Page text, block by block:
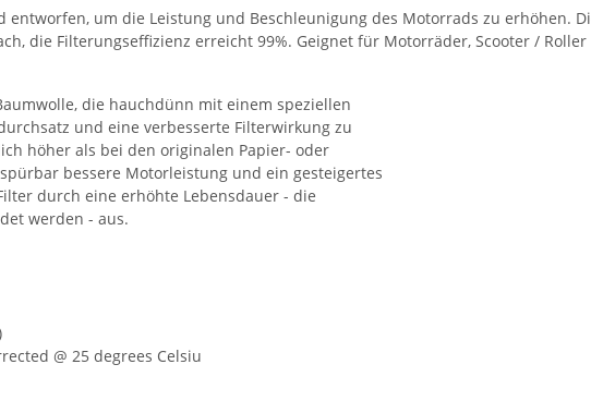
entworfen, um die Leistung und Beschleunigung des Motorrads zu erhöhen.
die Filterungseffizienz erreicht 99%. Geignet für Motorräder, Scooter / Roller
die hauchdünn mit einem speziellen
und eine verbesserte Filterwirkung zu
höher als bei den originalen Papier- oder
bessere Motorleistung und ein gesteigertes
durch eine erhöhte Lebensdauer - die
werden - aus.
@ 25 degrees Celsiu